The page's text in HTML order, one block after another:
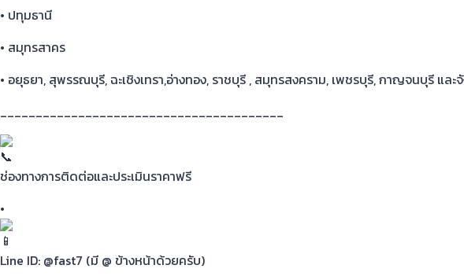
• ปทุมธานี
• สมุทรสาคร
• อยุธยา, สุพรรณบุรี, ฉะเชิงเทรา,อ่างทอง, ราชบุรี , สมุทรสงคราม, เพชรบุรี, กาญจนบุรี และ
________________________________________
ช่องทางการติดต่อและประเมินราคาฟรี
•
Line ID: @fast7 (มี @ ข้างหน้าด้วยครับ)